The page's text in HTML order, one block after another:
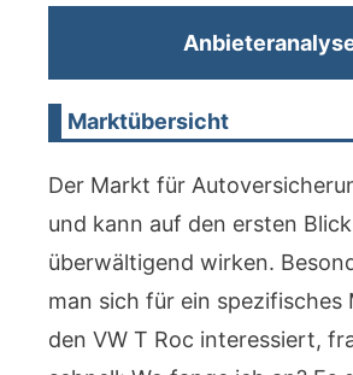
Marktübersicht
Der Markt für
und kann auf den ersten Blick
überwältigend wirken.
man sich für ein spezifisches
den VW T Roc interessiert,